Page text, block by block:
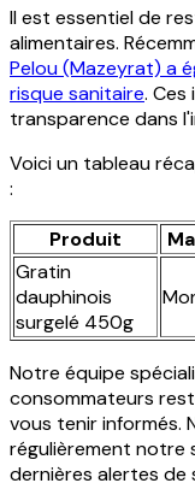
Il est essentiel de
alimentaires.
Pelou (Mazeyrat) a
risque sanitaire.
transparence dans
Voici un tableau
:
Produit
Gratin
dauphinois
surgelé 450g
Notre équipe
consommateurs
vous tenir informés.
régulièrement notre
dernières alertes de